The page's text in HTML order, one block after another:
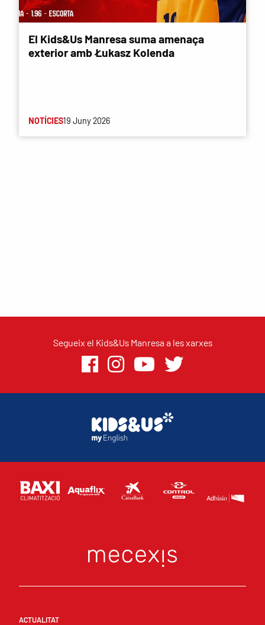
El Kids&Us Manresa suma amenaça
exterior amb Łukasz Kolenda
NOTÍCIES19 Juny 2026
Segueix el Kids&Us Manresa a les xarxes
ACTUALITAT